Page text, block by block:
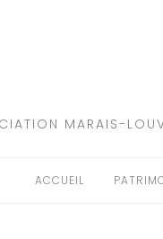
MARAIS-
ACCUEIL